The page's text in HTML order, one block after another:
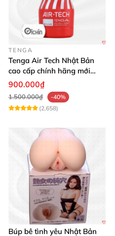
TENGA
Tenga Air Tech Nhật Bản
cao cấp chính hãng mới
seal giá tốt
900.000₫
1.500.000₫
-40%
(2,658)
Búp bê tình yêu Nhật Bản